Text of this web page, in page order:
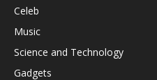
Celeb
Music
Science and Technology
Gadgets